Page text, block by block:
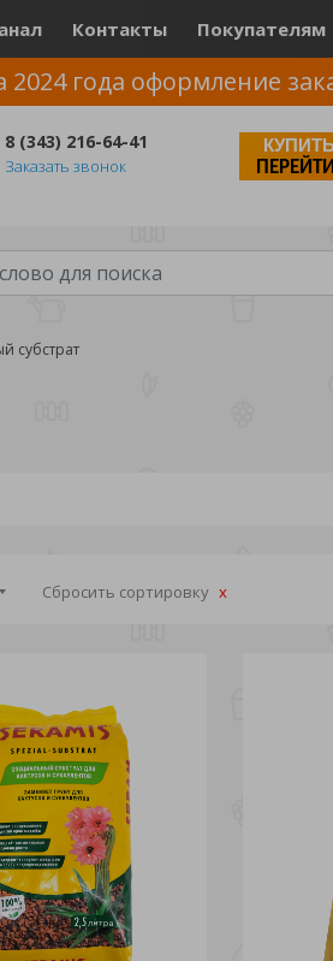
Контакты Покупателям
года оформление
8 (343) 216-64-41
Заказать звонок
субстрат
Сбросить сортировку